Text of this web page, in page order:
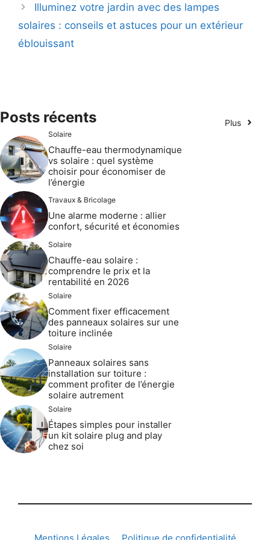
Illuminez votre jardin avec des lampes
solaires : conseils et astuces pour un extérieur
éblouissant
Posts récents Plus
Solaire
Chauffe-eau thermodynamique
vs solaire : quel système
choisir pour économiser de
l’énergie
Travaux & Bricolage
Une alarme moderne : allier
confort, sécurité et économies
Solaire
Chauffe-eau solaire :
comprendre le prix et la
rentabilité en 2026
Solaire
Comment fixer efficacement
des panneaux solaires sur une
toiture inclinée
Solaire
Panneaux solaires sans
installation sur toiture :
comment profiter de l’énergie
solaire autrement
Solaire
Étapes simples pour installer
un kit solaire plug and play
chez soi
Mentions Légales Politique de confidentialité